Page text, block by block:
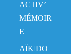
ACTIV’
MÉMOIR
E
AÏKIDO